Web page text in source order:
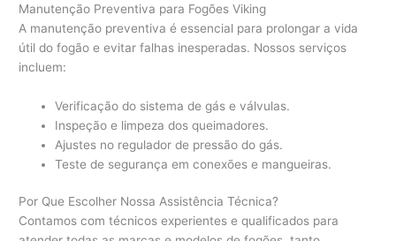
Manutenção Preventiva para Fogões Viking
A manutenção preventiva é essencial para prolongar a vida
útil do fogão e evitar falhas inesperadas. Nossos serviços
incluem:
Verificação do sistema de gás e válvulas.
Inspeção e limpeza dos queimadores.
Ajustes no regulador de pressão do gás.
Teste de segurança em conexões e mangueiras.
Por Que Escolher Nossa Assistência Técnica?
Contamos com técnicos experientes e qualificados para